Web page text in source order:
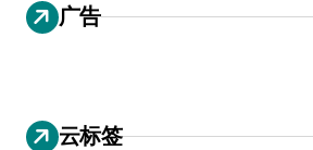
广告
云标签